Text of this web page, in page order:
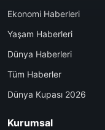
Ekonomi Haberleri
Yaşam Haberleri
Dünya Haberleri
Tüm Haberler
Dünya Kupası 2026
Kurumsal